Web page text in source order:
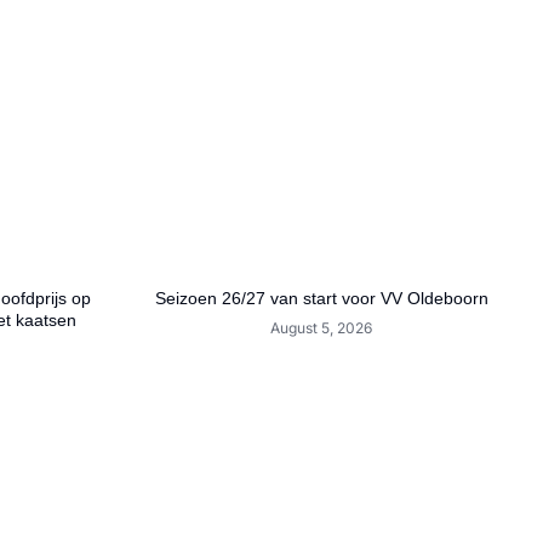
op
kaatsen
Seizoen 26/27 van start voor VV Oldeboorn
August 5, 2026